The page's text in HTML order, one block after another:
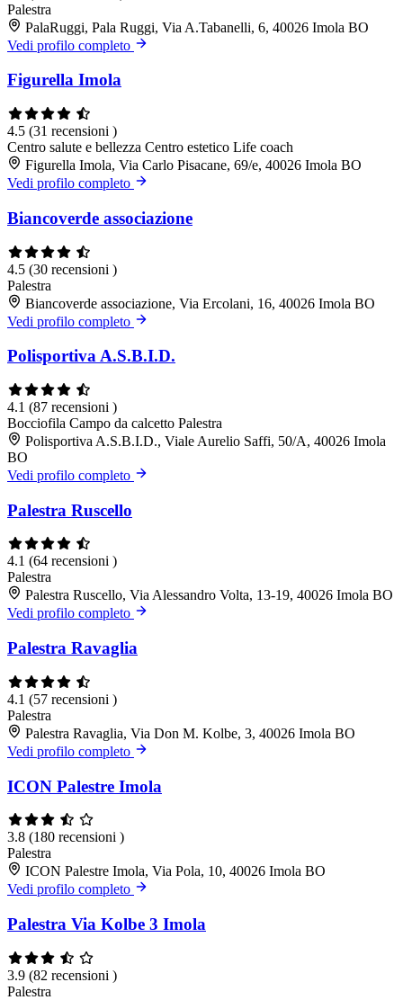
Palestra
PalaRuggi, Pala Ruggi, Via A.Tabanelli, 6, 40026 Imola BO
Vedi profilo completo
Figurella Imola
4.5 (31 recensioni )
Centro salute e bellezza Centro estetico Life coach
Figurella Imola, Via Carlo Pisacane, 69/e, 40026 Imola BO
Vedi profilo completo
Biancoverde associazione
4.5 (30 recensioni )
Palestra
Biancoverde associazione, Via Ercolani, 16, 40026 Imola BO
Vedi profilo completo
Polisportiva A.S.B.I.D.
4.1 (87 recensioni )
Bocciofila Campo da calcetto Palestra
Polisportiva A.S.B.I.D., Viale Aurelio Saffi, 50/A, 40026 Imola
BO
Vedi profilo completo
Palestra Ruscello
4.1 (64 recensioni )
Palestra
Palestra Ruscello, Via Alessandro Volta, 13-19, 40026 Imola BO
Vedi profilo completo
Palestra Ravaglia
4.1 (57 recensioni )
Palestra
Palestra Ravaglia, Via Don M. Kolbe, 3, 40026 Imola BO
Vedi profilo completo
ICON Palestre Imola
3.8 (180 recensioni )
Palestra
ICON Palestre Imola, Via Pola, 10, 40026 Imola BO
Vedi profilo completo
Palestra Via Kolbe 3 Imola
3.9 (82 recensioni )
Palestra